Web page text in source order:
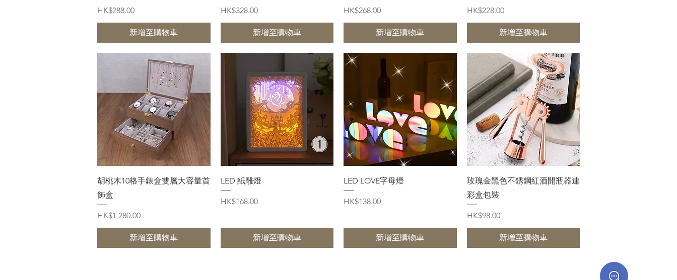
價格
HK$288.00
新增至購物車
價格
HK$328.00
新增至購物車
價格
HK$268.00
新增至購物車
價格
HK$228.00
新增至購物車
快速瀏覽
胡桃木10格手錶盒雙層大容量首
飾盒
價格
HK$1,280.00
新增至購物車
LED 紙雕燈
價格
HK$168.00
新增至購物車
快速瀏覽
LED LOVE字母燈
價格
HK$138.00
新增至購物車
快速瀏覽
玫瑰金黑色不銹鋼紅酒開瓶器連
彩盒包裝
價格
HK$98.00
新增至購物車